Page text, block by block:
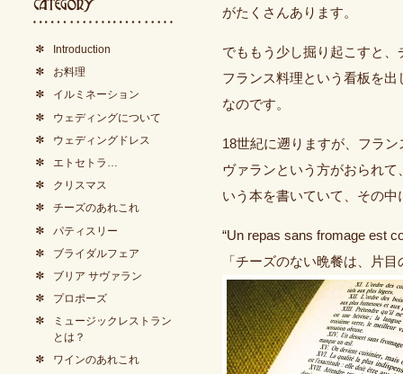
がたくさんあります。
でももう少し掘り起こすと
フランス料理という看板を
なのです。
18世紀に遡りますが、フラ
ヴァランという方がおられて
いう本を書いていて、その
“Un repas sans fromage est
「チーズのない晩餐は、片
Introduction
お料理
イルミネーション
ウェディングについて
ウェディングドレス
エトセトラ…
クリスマス
チーズのあれこれ
パティスリー
ブライダルフェア
ブリア サヴァラン
プロポーズ
ミュージックレストラン
とは？
ワインのあれこれ